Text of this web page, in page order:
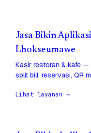
Jasa Bikin
Lhokseumawe
Kasir restoran & kafe —
split bill, reservasi, QR
Lihat layanan →